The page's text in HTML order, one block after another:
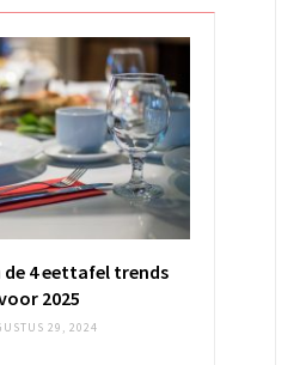
4 eettafel trends
2025
29, 2024